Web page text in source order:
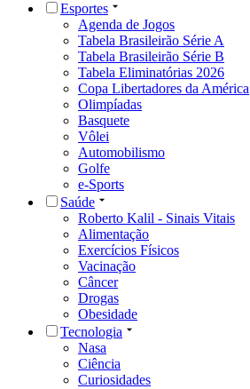
Esportes
Agenda de Jogos
Tabela Brasileirão Série A
Tabela Brasileirão Série B
Tabela Eliminatórias 2026
Copa Libertadores da América
Olimpíadas
Basquete
Vôlei
Automobilismo
Golfe
e-Sports
Saúde
Roberto Kalil - Sinais Vitais
Alimentação
Exercícios Físicos
Vacinação
Câncer
Drogas
Obesidade
Tecnologia
Nasa
Ciência
Curiosidades